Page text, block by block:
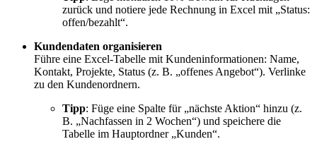
zurück und notiere jede Rechnung in Excel mit „Status:
offen/bezahlt“.
Kundendaten organisieren
Führe eine Excel-Tabelle mit Kundeninformationen: Name,
Kontakt, Projekte, Status (z. B. „offenes Angebot“). Verlinke
zu den Kundenordnern.
Tipp: Füge eine Spalte für „nächste Aktion“ hinzu (z.
B. „Nachfassen in 2 Wochen“) und speichere die
Tabelle im Hauptordner „Kunden“.